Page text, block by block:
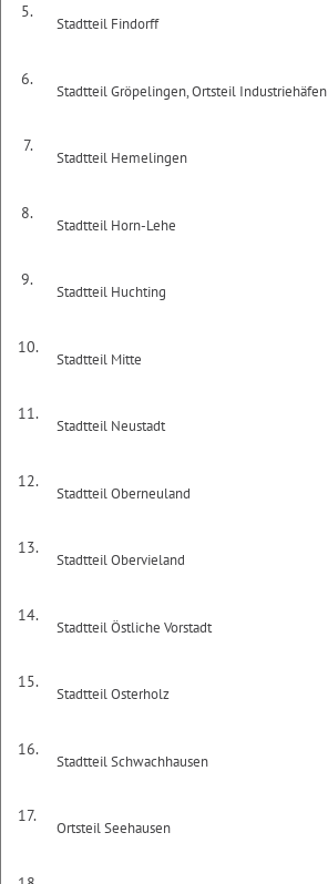
5.
Stadtteil Findorff
6.
Stadtteil Gröpelingen, Ortsteil Industriehäfen
7.
Stadtteil Hemelingen
8.
Stadtteil Horn-Lehe
9.
Stadtteil Huchting
10.
Stadtteil Mitte
11.
Stadtteil Neustadt
12.
Stadtteil Oberneuland
13.
Stadtteil Obervieland
14.
Stadtteil Östliche Vorstadt
15.
Stadtteil Osterholz
16.
Stadtteil Schwachhausen
17.
Ortsteil Seehausen